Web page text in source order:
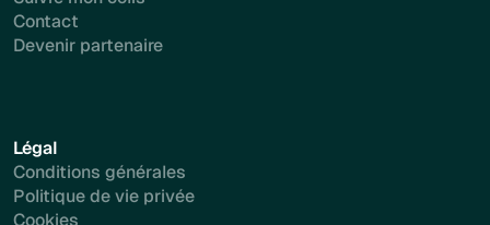
Contact
Devenir partenaire
Légal
Conditions générales
Politique de vie privée
Cookies